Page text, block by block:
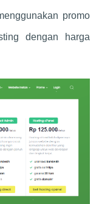
promo
dengan harga